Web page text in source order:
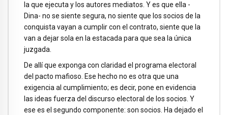
la que ejecuta y los autores mediatos. Y es que ella -
Dina- no se siente segura, no siente que los socios de la
conquista vayan a cumplir con el contrato, siente que la
van a dejar sola en la estacada para que sea la única
juzgada.
De allí que exponga con claridad el programa electoral
del pacto mafioso. Ese hecho no es otra que una
exigencia al cumplimiento; es decir, pone en evidencia
las ideas fuerza del discurso electoral de los socios. Y
ese es el segundo componente: son socios. Ha dejado el